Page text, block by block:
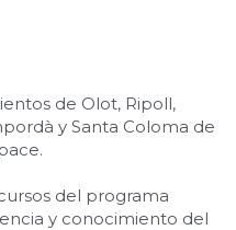
de Olot, Ripoll,
y Santa Coloma de
del programa
y conocimiento del